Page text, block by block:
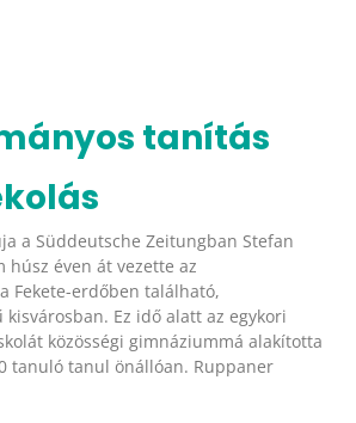
tanítás
a Süddeutsche Zeitungban Stefan
húsz éven át vezette az
Fekete-erdőben található,
Ez idő alatt az egykori
közösségi gimnáziummá alakította
tanuló tanul önállóan. Ruppaner